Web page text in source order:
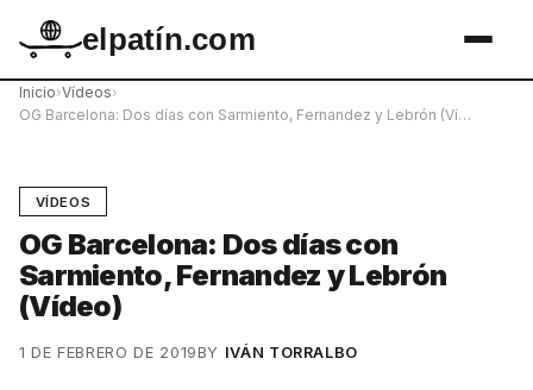
elpatín.com
Inicio›Vídeos›
OG Barcelona: Dos días con Sarmiento, Fernandez y Lebrón (Ví…
VÍDEOS
OG Barcelona: Dos días con
Sarmiento, Fernandez y Lebrón
(Vídeo)
1 DE FEBRERO DE 2019BY IVÁN TORRALBO